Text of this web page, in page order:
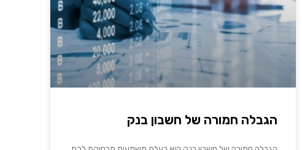
הגבלה חמורה של חשבון בנק